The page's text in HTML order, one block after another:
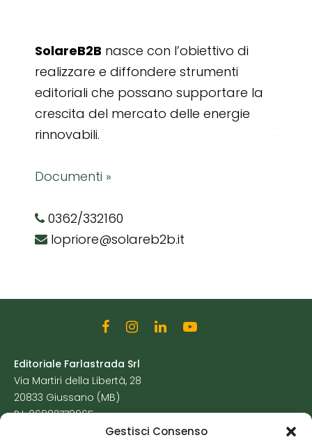
Gestisci Consenso
SolareB2B nasce con l’obiettivo di
realizzare e diffondere strumenti
editoriali che possano supportare la
crescita del mercato delle energie
rinnovabili.
Documenti »
0362/332160
lopriore@solareb2b.it
Editoriale Farlastrada Srl
Via Martiri della Libertà, 28
20833 Giussano (MB)
P.I. 06982770965